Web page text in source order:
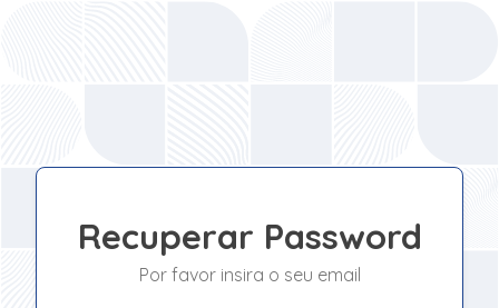
Recuperar Password
Por favor insira o seu email